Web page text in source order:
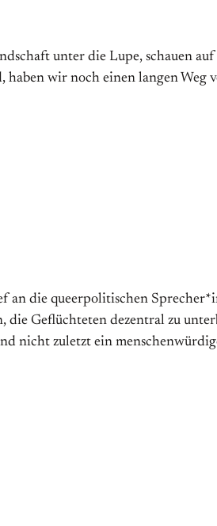
unter die Lupe, schauen auf
haben wir noch einen langen Weg
die queerpolitischen
Geflüchteten dezentral zu
nicht zuletzt ein